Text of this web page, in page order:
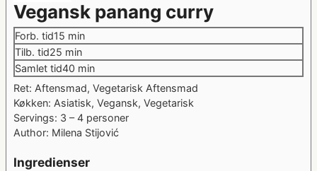
Vegansk panang curry
Forb. tid15 minutter
min
Tilb. tid25 minutter
min
Samlet tid40 minutter
min
Ret: Aftensmad, Vegetarisk Aftensmad
Køkken: Asiatisk, Vegansk, Vegetarisk
Servings: 3 – 4 personer
Author: Milena Stijović
Ingredienser